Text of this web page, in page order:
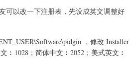
字
件
退
出
可以改一下注册表，先设成英文调整好
，修改 Installer
︰1028；简体中文︰2052；美式英文︰